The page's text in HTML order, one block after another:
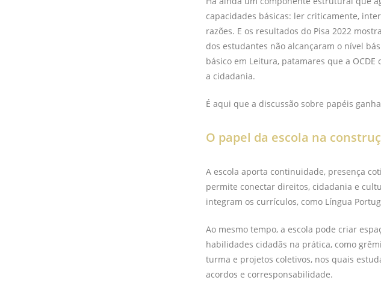
capacidades básicas: ler criticamente,
razões. E os resultados do Pisa 2022
dos estudantes não alcançaram o nível
básico em Leitura, patamares que a
a cidadania.
É aqui que a discussão sobre papéis
O papel da escola na
A escola aporta continuidade, presença
permite conectar direitos, cidadania e
integram os currículos, como Língua
Ao mesmo tempo, a escola pode criar
habilidades cidadãs na prática, como
turma e projetos coletivos, nos quais
acordos e corresponsabilidade.